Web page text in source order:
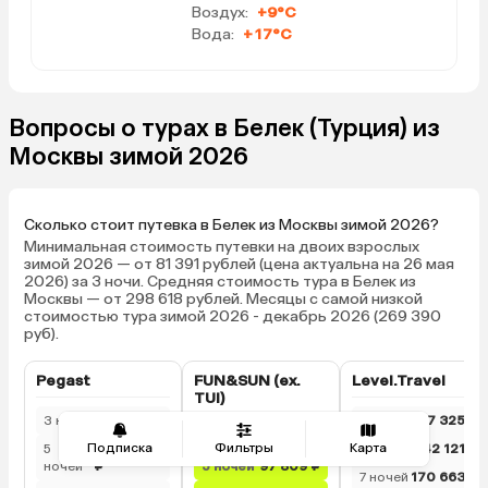
Подписка Фильтры Карта
Воздух: +9°C
Вода: +17°C
Вопросы о турах в Белек (Турция) из
Москвы зимой 2026
Сколько стоит путевка в Белек из Москвы зимой 2026?
Минимальная стоимость путевки на двоих взрослых
зимой 2026 — от 81 391 рублей (цена актуальна на 26 мая
2026) за 3 ночи. Средняя стоимость тура в Белек из
Москвы — от 298 618 рублей. Месяцы с самой низкой
стоимостью тура зимой 2026 - декабрь 2026 (269 390
руб).
Pegast
3 ночи
5
ночей
257 053
₽
FUN&SUN (ex.
TUI)
3 ночи
5 ночей 97 809 ₽
Level.Travel
3 ночи
97 325 ₽
5 ночей
142 121 ₽
7 ночей 170 663 ₽